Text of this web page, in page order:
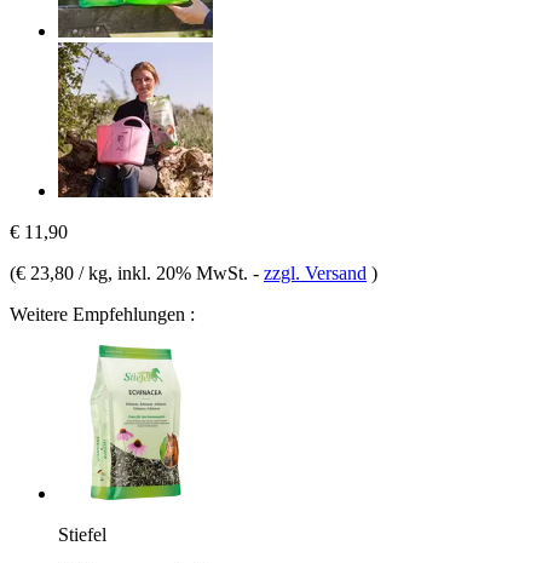
€ 11,90
(€ 23,80 / kg, inkl. 20% MwSt. - zzgl. Versand )
Weitere Empfehlungen :
Stiefel